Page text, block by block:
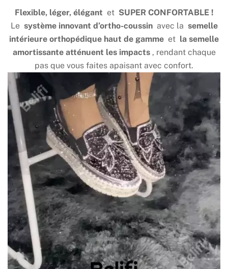
Flexible, léger, élégant et SUPER CONFORTABLE !
Le système innovant d’ortho-coussin avec la semelle
intérieure orthopédique haut de gamme et la semelle
amortissante atténuent les impacts, rendant chaque
pas que vous faites apaisant avec confort.